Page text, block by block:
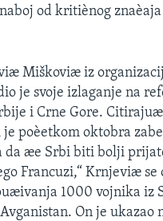
od kritiènog
Miškoviæ iz
je svoje izlaganje na
i Crne Gore.
poèetkom oktobra
da æe Srbi biti bolji
Francuzi,“ Krnjeviæ se
1000 vojnika iz
On je ukazao